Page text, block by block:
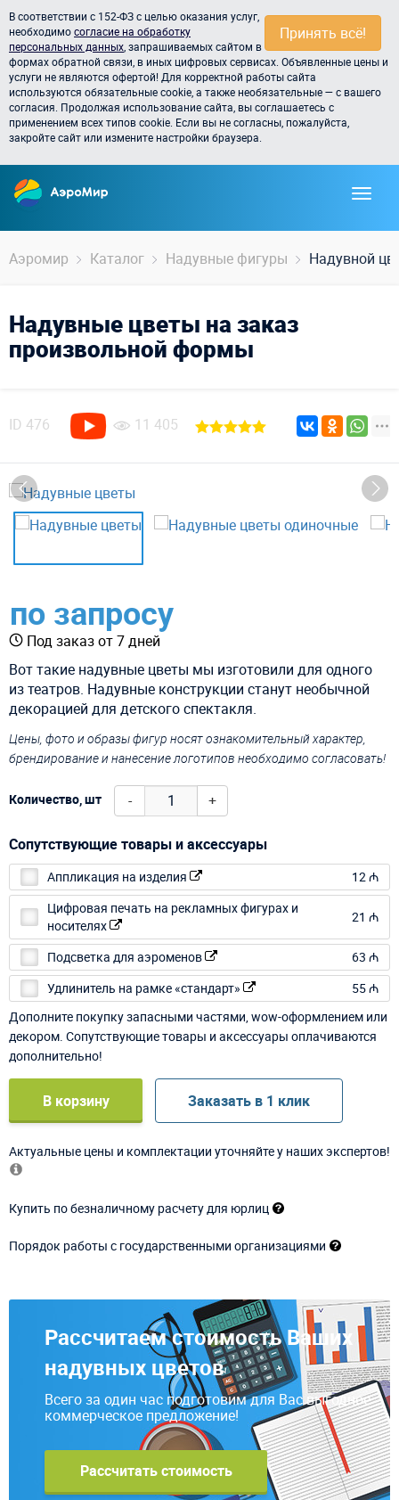
Принять всё!
В соответствии с 152-ФЗ с целью оказания услуг,
необходимосогласие на обработку
персональных данных , запрашиваемых сайтом в
формах обратной связи, в иных цифровых сервисах. Объявленные цены и
услуги не являются офертой! Для корректной работы сайта
используются обязательные cookie, а также необязательные — с вашего
согласия. Продолжая использование сайта, вы соглашаетесь с
применением всех типов cookie. Если вы не согласны, пожалуйста,
закройте сайт или измените настройки браузера.
Аэромир Каталог Надувные фигуры Надувной
Надувные цветы на заказ
произвольной формы
ID 476 11 405
по запросу
Под заказ от 7 дней
Вот такие надувные цветы мы изготовили для одного
из театров. Надувные конструкции станут необычной
декорацией для детского спектакля.
Цены, фото и образы фигур носят ознакомительный характер,
брендирование и нанесение логотипов необходимо согласовать!
Количество, шт - +
Сопутствующие товары и аксессуары
Аппликация на изделия
12 ₼
Цифровая печать на рекламных фигурах и
носителях
21 ₼
Подсветка для аэроменов
63 ₼
Удлинитель на рамке «стандарт»
55 ₼
Дополните покупку запасными частями, wow-оформлением или
декором. Сопутствующие товары и аксессуары оплачиваются
дополнительно!
В корзину Заказать в 1 клик
Актуальные цены и комплектации уточняйте у наших экспертов!
Купить по безналичному расчету для юрлиц
Порядок работы с государственными организациями
Рассчитаем стоимость Ваших
надувных цветов
Всего за один час подготовим для Вас выгодное
коммерческое предложение!
Рассчитать стоимость